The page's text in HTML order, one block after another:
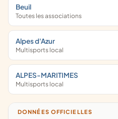
Beuil
Toutes les associations
Alpes d'Azur
Multisports local
ALPES-MARITIMES
Multisports local
DONNÉES OFFICIELLES